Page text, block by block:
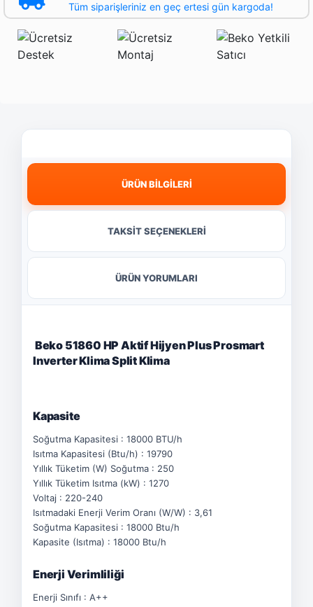
Tüm siparişleriniz en geç ertesi gün kargoda!
ÜRÜN BİLGİLERİ
TAKSİT SEÇENEKLERİ
ÜRÜN YORUMLARI
Beko 51860 HP Aktif Hijyen Plus Prosmart
Inverter Klima Split Klima
Kapasite
Soğutma Kapasitesi : 18000 BTU/h
Isıtma Kapasitesi (Btu/h) : 19790
Yıllık Tüketim (W) Soğutma : 250
Yıllık Tüketim Isıtma (kW) : 1270
Voltaj : 220-240
Isıtmadaki Enerji Verim Oranı (W/W) : 3,61
Soğutma Kapasitesi : 18000 Btu/h
Kapasite (Isıtma) : 18000 Btu/h
Enerji Verimliliği
Enerji Sınıfı : A++